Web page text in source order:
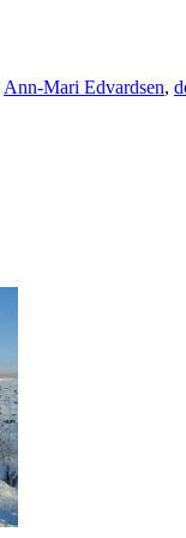
Ann-Mari Edvardsen,